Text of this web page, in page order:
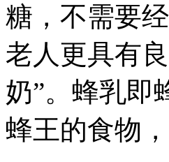
糖，不需要
老人更具有
奶”。蜂乳即
蜂王的食物